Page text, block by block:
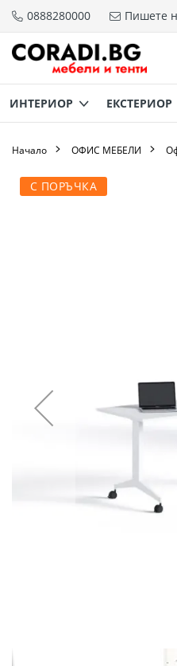
Прескачане
съдържанието
0888280000 Пишете
ИНТЕРИОР ЕКСТЕРИОР
Начало ОФИС МЕБЕЛИ
С ПОРЪЧКА
Преминете
към